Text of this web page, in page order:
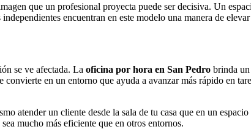
que un profesional proyecta puede ser decisiva. Un
encuentran en este modelo una manera de
se ve afectada. La oficina por hora en San Pedro brinda un
en un entorno que ayuda a avanzar más rápido en
atender un cliente desde la sala de tu casa que en un
mucho más eficiente que en otros entornos.